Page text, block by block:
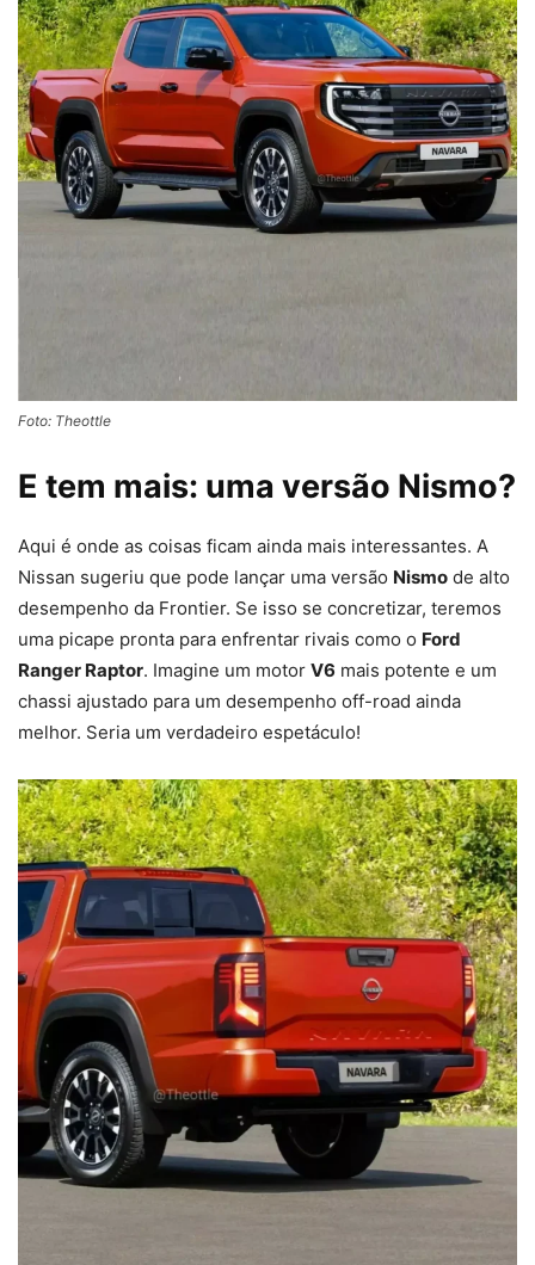
Foto: Theottle
E tem mais: uma versão Nismo?
Aqui é onde as coisas ficam ainda mais interessantes. A
Nissan sugeriu que pode lançar uma versão Nismo de alto
desempenho da Frontier. Se isso se concretizar, teremos
uma picape pronta para enfrentar rivais como o Ford
Ranger Raptor. Imagine um motor V6 mais potente e um
chassi ajustado para um desempenho off-road ainda
melhor. Seria um verdadeiro espetáculo!